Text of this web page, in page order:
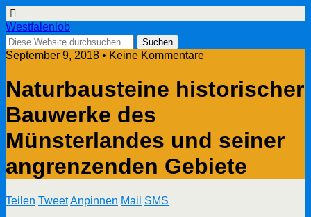
Westfalenlob
September 9, 2018 • Keine Kommentare
Naturbausteine historischer
Bauwerke des
Münsterlandes und seiner
angrenzenden Gebiete
Teilen TweetAnpinnen Mail SMS